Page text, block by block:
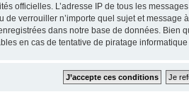
officielles. L’adresse IP de tous les
verrouiller n’importe quel sujet et
dans notre base de données.
en cas de tentative de piratage